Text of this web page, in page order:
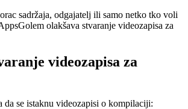
sadržaja, odgajatelj ili samo netko tko voli
olakšava stvaranje videozapisa za
videozapisa za
da se istaknu videozapisi o kompilaciji: